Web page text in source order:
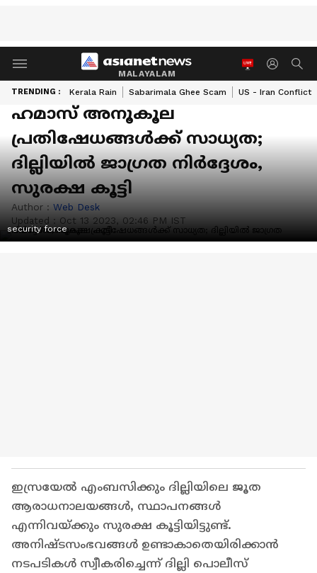
MALAYALAM
TRENDING : Kerala Rain Sabarimala Ghee Scam US - Iran Conflict
ഹമാസ് അനൂകൂല
പ്രതിഷേധങ്ങൾക്ക് സാധ്യത;
ദില്ലിയിൽ ജാഗ്രത നിർദ്ദേശം,
സുരക്ഷ കൂട്ടി
Author : Web Desk
Updated : Oct 13 2023, 02:46 PM IST
security force
ഇസ്രയേൽ എംബസിക്കും ദില്ലിയിലെ ജൂത
ആരാധനാലയങ്ങൾ, സ്ഥാപനങ്ങൾ
എന്നിവയ്ക്കും സുരക്ഷ കൂട്ടിയിട്ടുണ്ട്.
അനിഷ്ടസംഭവങ്ങൾ ഉണ്ടാകാതെയിരിക്കാൻ
നടപടികൾ സ്വീകരിച്ചെന്ന് ദില്ലി പൊലീസ്